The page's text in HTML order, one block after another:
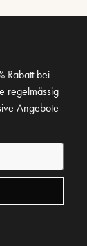
Rabatt bei
regelmässig
Angebote